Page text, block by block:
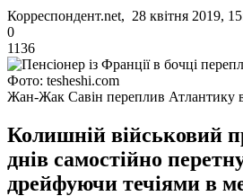
Корреспондент.net, 28 квітня 2019,
0
1136
Фото: tesheshi.com
Жан-Жак Савін переплив Атлантику в
Колишній військовий
днів самостійно
дрейфуючи течіями в